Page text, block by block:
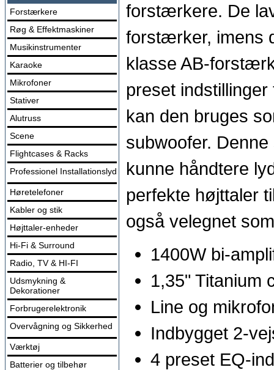
Forstærkere
Røg & Effektmaskiner
Musikinstrumenter
Karaoke
Mikrofoner
Stativer
Alutruss
Scene
Flightcases & Racks
Professionel Installationslyd
Høretelefoner
Kabler og stik
Højttaler-enheder
Hi-Fi & Surround
Radio, TV & HI-FI
Udsmykning &
Dekorationer
Forbrugerelektronik
Overvågning og Sikkerhed
Værktøj
Batterier og tilbehør
forstærkere. De
forstærker, imens
klasse AB-
preset
kan den bruges
subwoofer.
kunne håndtere
perfekte højttaler
også velegnet
1400W bi-
1,35" Titanium
Line og
Indbygget 2-
4 preset EQ-